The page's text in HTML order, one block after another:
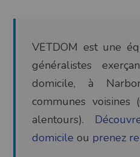
VETDOM est une
généralistes
domicile, à
communes voisines
alentours).
domicile ou prenez